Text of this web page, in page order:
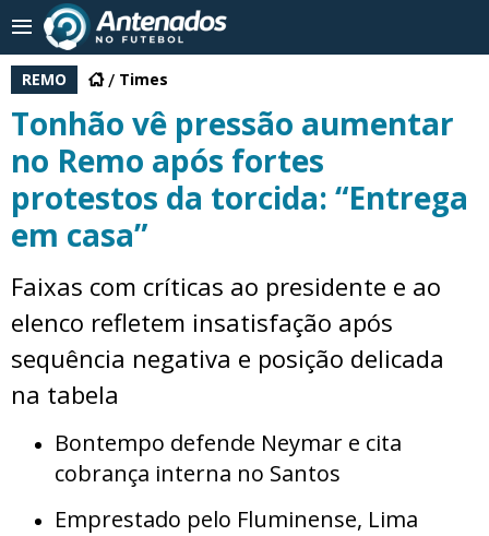
REMO Times
Tonhão vê pressão aumentar
no Remo após fortes
protestos da torcida: “Entrega
em casa”
Faixas com críticas ao presidente e ao
elenco refletem insatisfação após
sequência negativa e posição delicada
na tabela
Bontempo defende Neymar e cita
cobrança interna no Santos
Emprestado pelo Fluminense, Lima